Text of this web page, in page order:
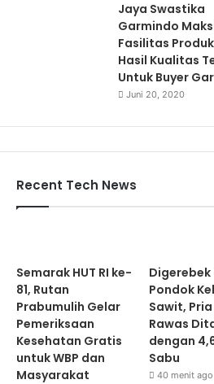
Jaya Swastika
Garmindo
Fasilitas
Hasil Kualitas
Untuk Buyer
Juni 20, 2020
Recent Tech News
Semarak HUT RI ke-
81, Rutan
Prabumulih Gelar
Pemeriksaan
Kesehatan Gratis
untuk WBP dan
Masyarakat
Digerebek
Pondok
Sawit,
Rawas
dengan
Sabu
40 menit ago